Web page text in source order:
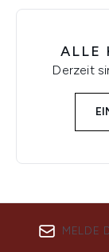
ALLE
Derzeit
MELDE